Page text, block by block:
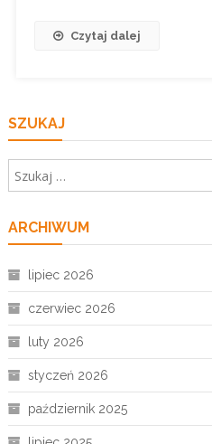
Czytaj dalej
SZUKAJ
ARCHIWUM
lipiec 2026
czerwiec 2026
luty 2026
styczeń 2026
październik 2025